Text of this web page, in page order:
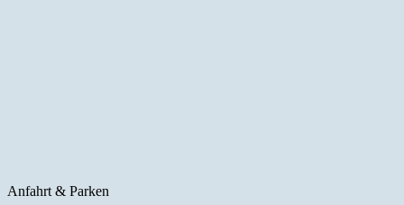
Anfahrt & Parken